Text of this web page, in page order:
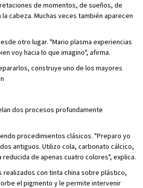
de momentos, de sueños, de
cabeza. Muchas veces también aparecen
otro lugar. "Mario plasma experiencias
voy hacia lo que imagino", afirma.
construye uno de los mayores
dos procesos profundamente
procedimientos clásicos. "Preparo yo
antiguos. Utilizo cola, carbonato cálcico,
de apenas cuatro colores", explica.
realizados con tinta china sobre plástico,
el pigmento y le permite intervenir